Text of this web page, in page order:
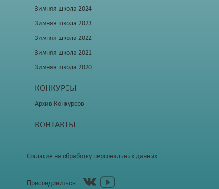
Зимняя школа 2024
Зимняя школа 2023
Зимняя школа 2022
Зимняя школа 2021
Зимняя школа 2020
КОНКУРСЫ
Архив Конкурсов
КОНТАКТЫ
Согласие на обработку персональных данных
Присоединиться